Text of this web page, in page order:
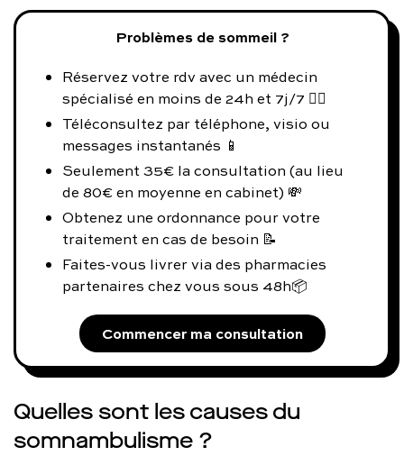
Problèmes de sommeil ?
Réservez votre rdv avec un médecin
spécialisé en moins de 24h et 7j/7 👨‍⚕️
Téléconsultez par téléphone, visio ou
messages instantanés 📱
Seulement 35€ la consultation (au lieu
de 80€ en moyenne en cabinet) 💸
Obtenez une ordonnance pour votre
traitement en cas de besoin 📝
Faites-vous livrer via des pharmacies
partenaires chez vous sous 48h📦
Commencer ma consultation
Quelles sont les causes du
somnambulisme ?